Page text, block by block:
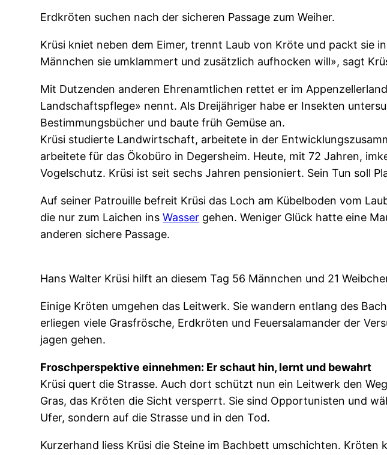
Erdkröten suchen nach der sicheren Passage zum Weiher.
Krüsi kniet neben dem Eimer, trennt Laub von Kröte und packt sie
Männchen sie umklammert und zusätzlich aufhocken will», sagt
Mit Dutzenden anderen Ehrenamtlichen rettet er im
Landschaftspflege» nennt. Als Dreijähriger habe er Insekten
Bestimmungsbücher und baute früh Gemüse an.
Krüsi studierte Landwirtschaft, arbeitete in der
arbeitete für das Ökobüro in Degersheim. Heute, mit 72 Jahren,
Vogelschutz. Krüsi ist seit sechs Jahren pensioniert. Sein Tun soll
Auf seiner Patrouille befreit Krüsi das Loch am Kübelboden vom
die nur zum Laichen insWasser gehen. Weniger Glück hatte eine
anderen sichere Passage.
Hans Walter Krüsi hilft an diesem Tag 56 Männchen und 21
Einige Kröten umgehen das Leitwerk. Sie wandern entlang des
erliegen viele Grasfrösche, Erdkröten und Feuersalamander der
jagen gehen.
Froschperspektive einnehmen: Er schaut hin, lernt und bewahrt
Krüsi quert die Strasse. Auch dort schützt nun ein Leitwerk den
Gras, das Kröten die Sicht versperrt. Sie sind Opportunisten und
Ufer, sondern auf die Strasse und in den Tod.
Kurzerhand liess Krüsi die Steine im Bachbett umschichten.